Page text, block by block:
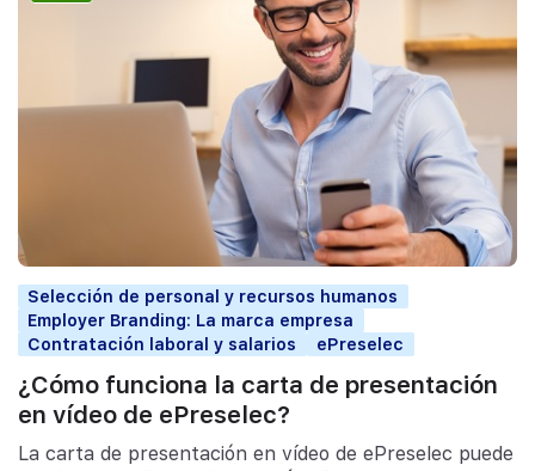
Selección de personal y recursos humanos
Employer Branding: La marca empresa
Contratación laboral y salarios
ePreselec
¿Cómo funciona la carta de presentación
en vídeo de ePreselec?
La carta de presentación en vídeo de ePreselec puede